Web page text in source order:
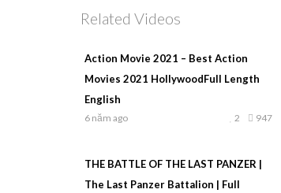
Related Videos
Action Movie 2021 – Best Action
Movies 2021 HollywoodFull Length
English
6 năm ago 947
2
THE BATTLE OF THE LAST PANZER |
The Last Panzer Battalion | Full